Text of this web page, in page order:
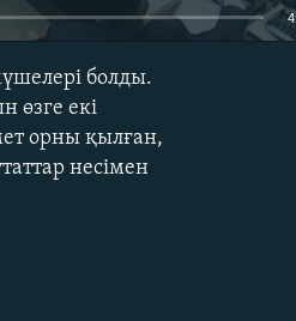
болды.
өзге екі
орны қылған,
несімен